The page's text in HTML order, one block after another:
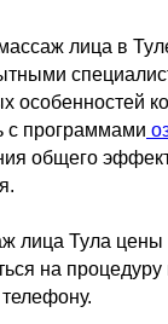
лица в
особенностей
с программами
общего
лица Тула
на